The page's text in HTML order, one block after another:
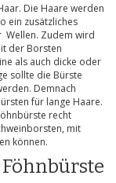
Die Haare werden
ein zusätzliches
Wellen. Zudem wird
der Borsten
als auch dicke oder
sollte die Bürste
Demnach
für lange Haare.
recht
mit
können.